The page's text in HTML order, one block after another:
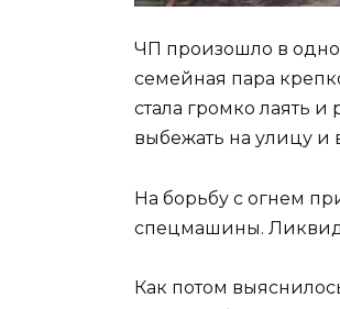
ЧП произошло в
семейная пара
стала громко лаять
выбежать на улицу и
На борьбу с огнем
спецмашины.
Как потом